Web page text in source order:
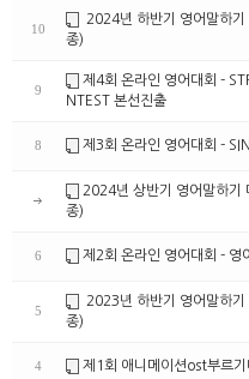
10
2024년 하반기 영어말하기
종)
9
제4회 온라인 영어대회 -
NTEST 본선진출
8 제3회 온라인 영어대회 -
2024년 상반기 영어말하기
종)
6 제2회 온라인 영어대회 - 영
5
2023년 하반기 영어말하기
종)
4 제1회 애니메이션ost부르기